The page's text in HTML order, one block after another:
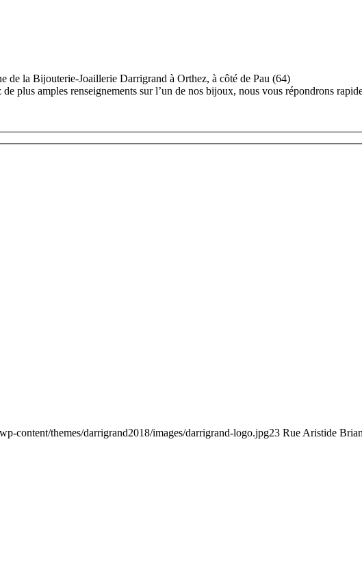
de la Bijouterie-Joaillerie Darrigrand à Orthez, à côté de Pau (64)
plus amples renseignements sur l’un de nos bijoux, nous vous répondrons
content/themes/darrigrand2018/images/darrigrand-logo.jpg23 Rue Aristide